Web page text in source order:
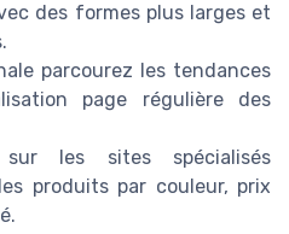
des formes plus larges et
parcourez les tendances
page régulière des
les sites spécialisés
produits par couleur, prix